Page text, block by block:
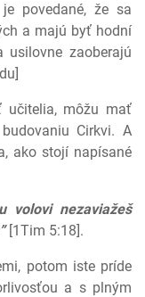
povedané, že sa
a majú byť hodní
zaoberajú
učitelia, môžu mať
Cirkvi. A
ako stojí napísané
volovi nezaviažeš
[1Tim 5:18].
potom iste príde
a s plným